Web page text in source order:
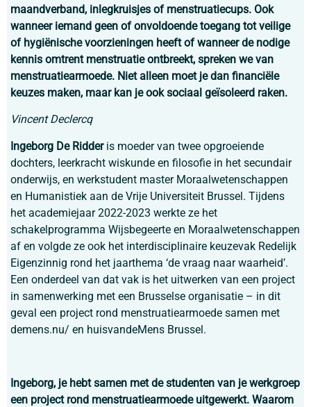
maandverband, inlegkruisjes of menstruatiecups. Ook
wanneer iemand geen of onvoldoende toegang tot veilige
of hygiënische voorzieningen heeft of wanneer de nodige
kennis omtrent menstruatie ontbreekt, spreken we van
menstruatiearmoede. Niet alleen moet je dan financiële
keuzes maken, maar kan je ook sociaal geïsoleerd raken.
Vincent Declercq
Ingeborg De Ridder is moeder van twee opgroeiende
dochters, leerkracht wiskunde en filosofie in het secundair
onderwijs, en werkstudent master Moraalwetenschappen
en Humanistiek aan de Vrije Universiteit Brussel. Tijdens
het academiejaar 2022-2023 werkte ze het
schakelprogramma Wijsbegeerte en Moraalwetenschappen
af en volgde ze ook het interdisciplinaire keuzevak Redelijk
Eigenzinnig rond het jaarthema ‘de vraag naar waarheid’.
Een onderdeel van dat vak is het uitwerken van een project
in samenwerking met een Brusselse organisatie – in dit
geval een project rond menstruatiearmoede samen met
demens.nu/ en huisvandeMens Brussel.
Ingeborg, je hebt samen met de studenten van je werkgroep
een project rond menstruatiearmoede uitgewerkt. Waarom